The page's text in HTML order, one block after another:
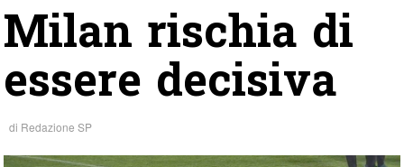
Milan rischia di
essere decisiva
di Redazione SP